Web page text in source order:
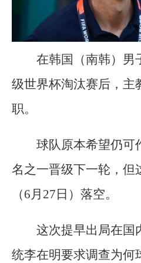
在韩国（南韩）男
级世界杯淘汰赛后，主
职。
球队原本希望仍可
名之一晋级下一轮，但
（6月27日）落空。
这次提早出局在国
统李在明要求调查为何